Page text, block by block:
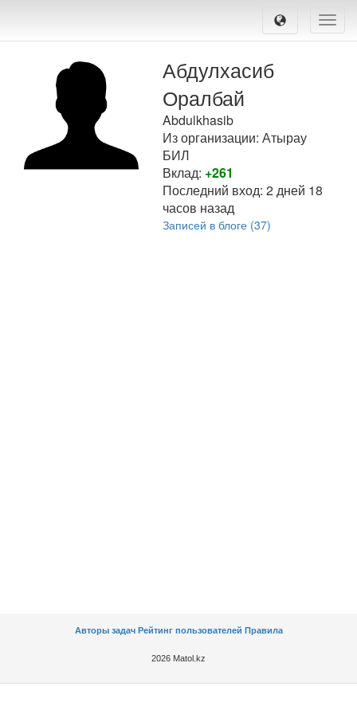
Toggle
Абдулхасиб
Оралбай
Abdulkhasib
Из организации: Атырау
БИЛ
Вклад: +261
Последний вход:2 дней 18
часов назад
Записей в блоге (37)
Авторы задач Рейтинг пользователей Правила
2026 Matol.kz